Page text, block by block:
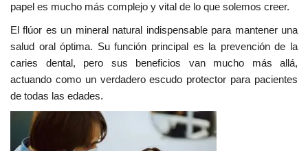
papel es mucho más complejo y vital de lo que solemos creer.
El flúor es un mineral natural indispensable para mantener una
salud oral óptima. Su función principal es la prevención de la
caries dental, pero sus beneficios van mucho más allá,
actuando como un verdadero escudo protector para pacientes
de todas las edades.